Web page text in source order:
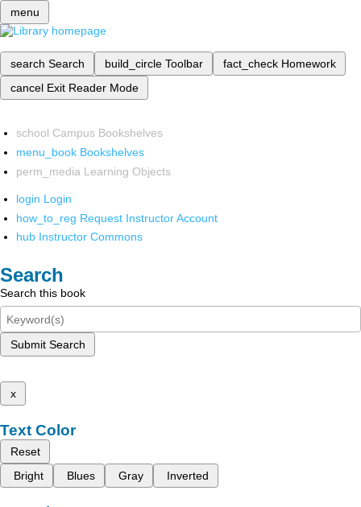
menu
search Search build_circle Toolbar fact_check Homework
cancel Exit Reader Mode
school Campus Bookshelves
menu_book Bookshelves
perm_media Learning Objects
login Login
how_to_reg Request Instructor Account
hub Instructor Commons
Search
Search this book
Submit Search
x
Text Color
Reset
Bright
Blues Gray Inverted